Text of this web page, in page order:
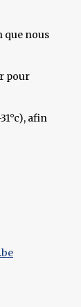
que nous
pour
afin